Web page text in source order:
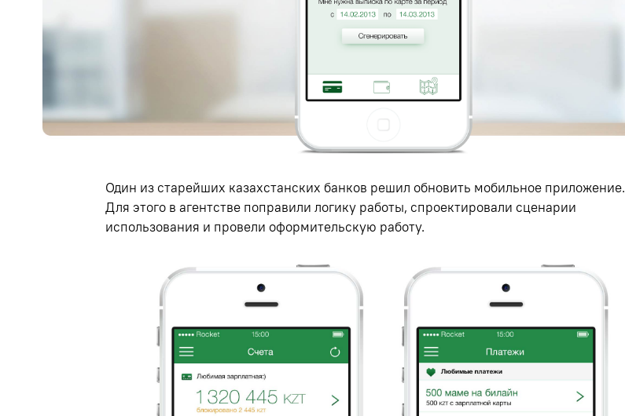
Один из старейших казахстанских банков решил обновить мобильное приложение.
Для этого в агентстве поправили логику работы, спроектировали сценарии
использования и провели оформительскую работу.